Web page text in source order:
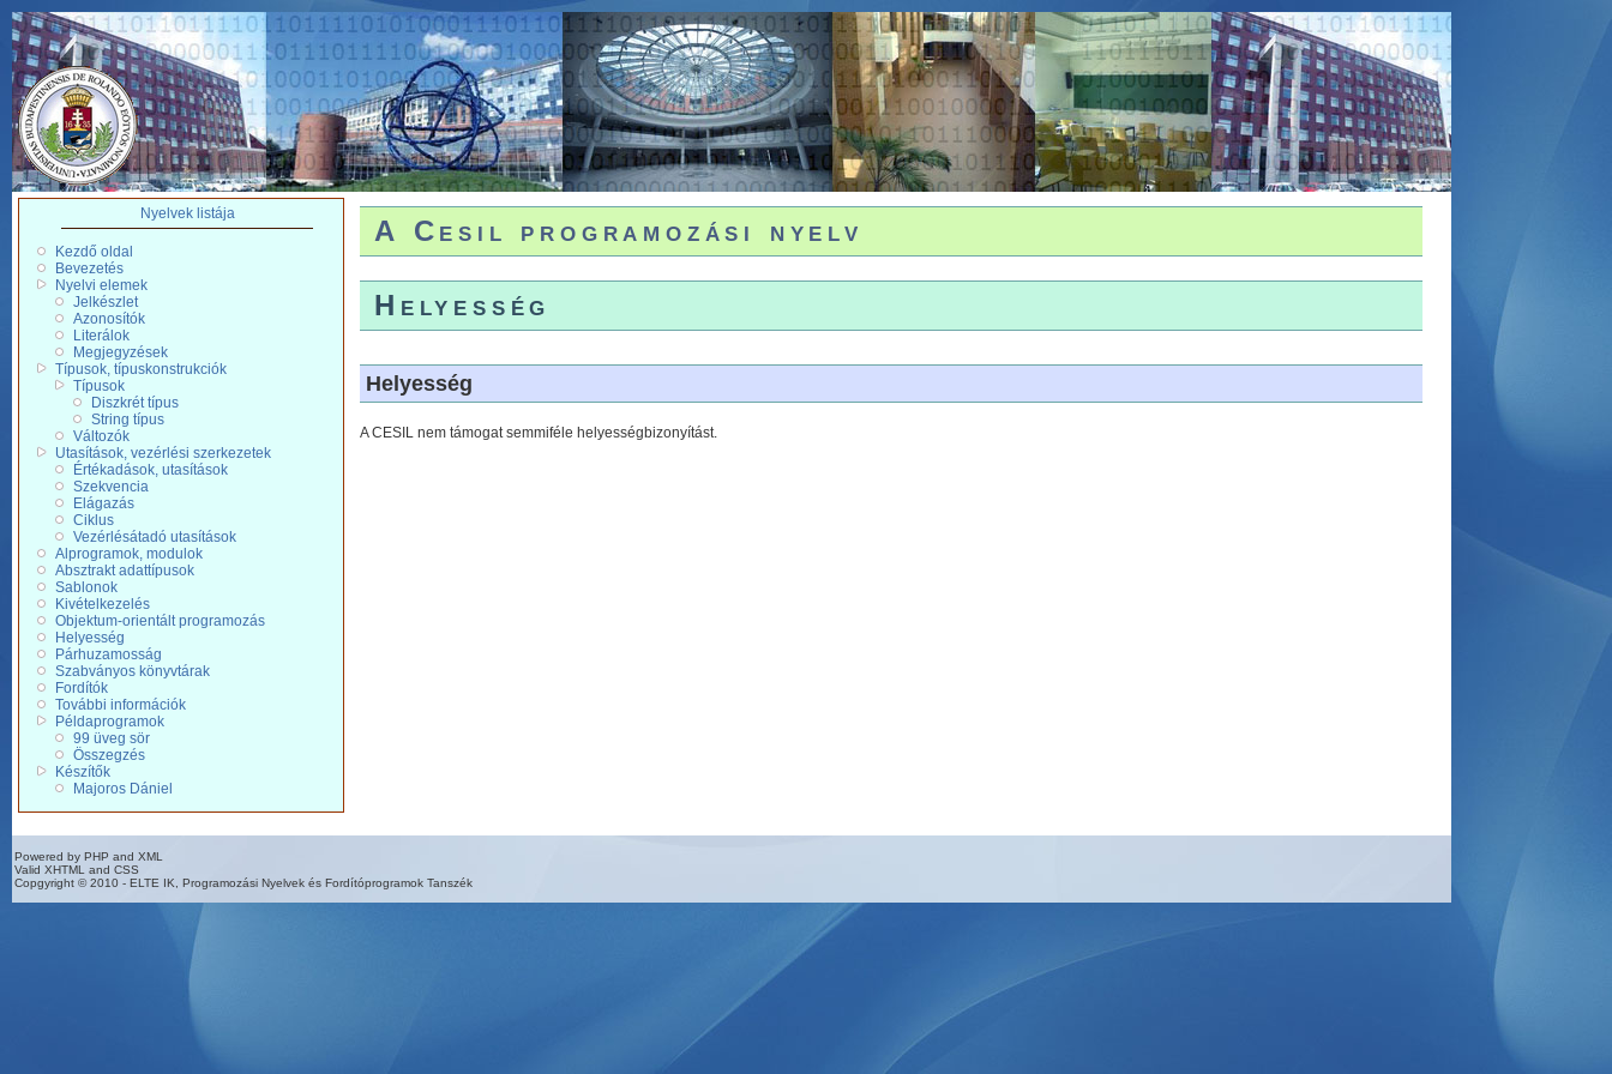
Nyelvek listája
Kezdő oldal
Bevezetés
Nyelvi elemek
Jelkészlet
Azonosítók
Literálok
Megjegyzések
Típusok, típuskonstrukciók
Típusok
Diszkrét típus
String típus
Változók
Utasítások, vezérlési szerkezetek
Értékadások, utasítások
Szekvencia
Elágazás
Ciklus
Vezérlésátadó utasítások
Alprogramok, modulok
Absztrakt adattípusok
Sablonok
Kivételkezelés
Objektum-orientált programozás
Helyesség
Párhuzamosság
Szabványos könyvtárak
Fordítók
További információk
Példaprogramok
99 üveg sör
Összegzés
Készítők
Majoros Dániel
A Cesil programozási nyelv
Helyesség
Helyesség
A CESIL nem támogat semmiféle helyességbizonyítást.
Powered by PHP and XML
Valid XHTML and CSS
Copgyright © 2010 - ELTE IK, Programozási Nyelvek és Fordítóprogramok Tanszék